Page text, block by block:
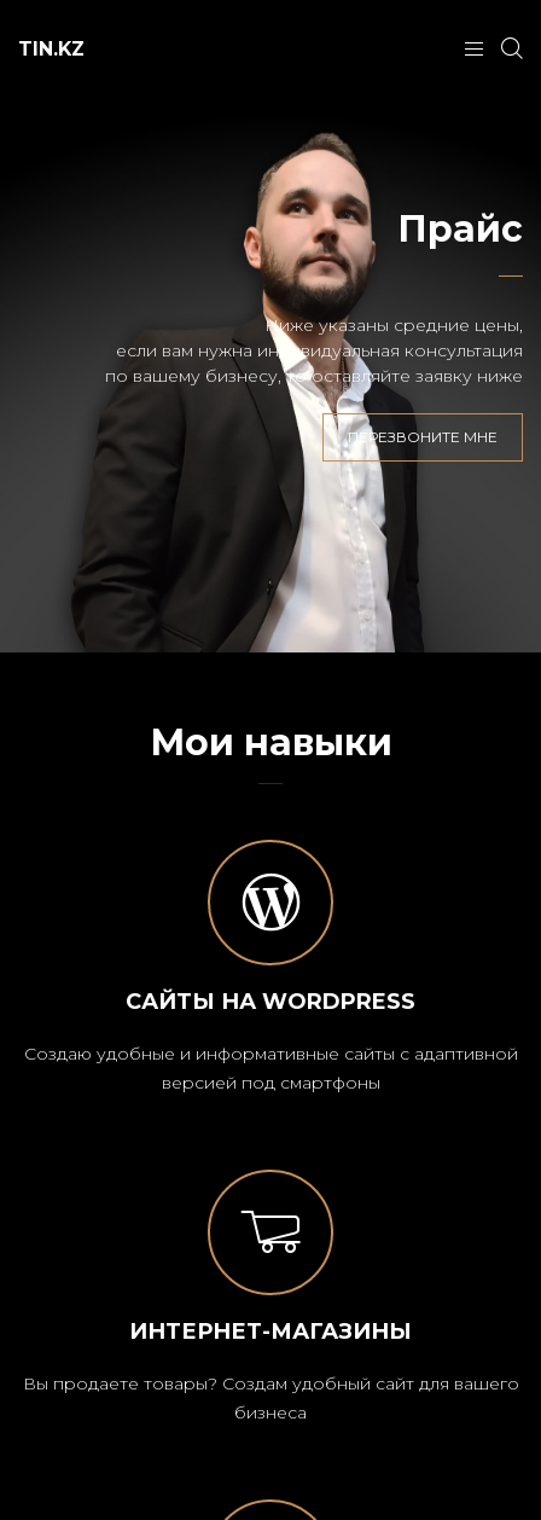
TIN.KZ
Прайс
Ниже указаны средние цены,
если вам нужна индивидуальная консультация
по вашему бизнесу, то оставляйте заявку ниже
ПЕРЕЗВОНИТЕ МНЕ
Мои навыки
САЙТЫ НА WORDPRESS
Создаю удобные и информативные сайты с адаптивной
версией под смартфоны
ИНТЕРНЕТ-МАГАЗИНЫ
Вы продаете товары? Создам удобный сайт для вашего
бизнеса